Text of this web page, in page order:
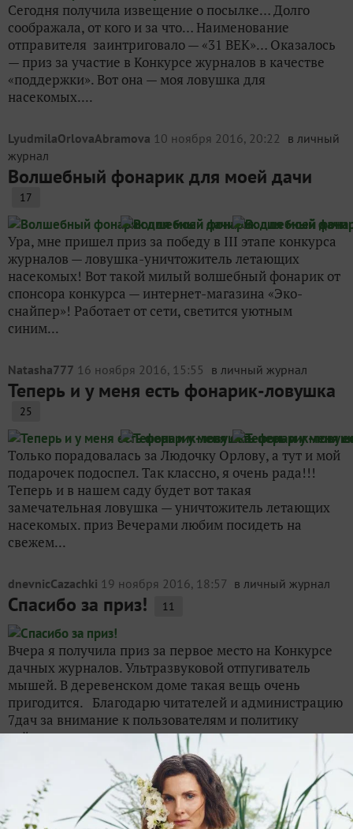
Сегодня получила извещение о посылке… Долго
соображала, от кого и за что… Наименование
отправителя заинтриговало — «31 ВЕК»… Оказалось
— приз за участие в Конкурсе журналов в качестве
«поддержки». Вот она — моя ловушка для
насекомых....
LyudmilaOrlovaAbramova 10 ноября 2016, 20:22 в личный
журнал
Волшебный фонарик для моей дачи
17
Ура, мне пришел приз за победу в III этапе конкурса
журналов — ловушка-уничтожитель летающих
насекомых! Вот такой милый волшебный фонарик от
спонсора конкурса — интернет-магазина «Эко-
снайпер»! Работает от сети, светится уютным
синим...
Natasha777 16 ноября 2016, 15:55 в личный журнал
Теперь и у меня есть фонарик-ловушка
25
Только порадовалась за Людочку Орлову, а тут и мой
подарочек подоспел. Так классно, я очень рада!!!
Теперь и в нашем саду будет вот такая
замечательная ловушка — уничтожитель летающих
насекомых. приз Вечерами любим посидеть на
свежем...
dnevnicCazachki 19 ноября 2016, 18:57 в личный журнал
Спасибо за приз! 11
Вчера я получила приз за первое место на Конкурсе
дачных журналов. Ультразвуковой отпугиватель
мышей. В деревенском доме такая вещь очень
пригодится. Благодарю читателей и администрацию
7дач за внимание к пользователям и политику
сайта....
Galina552710 1 декабря 2016, 20:39 в личный журнал
Моя благодарность журналу 7дач 1
Я относительно недавно на журнале 7 дач. Оказалась